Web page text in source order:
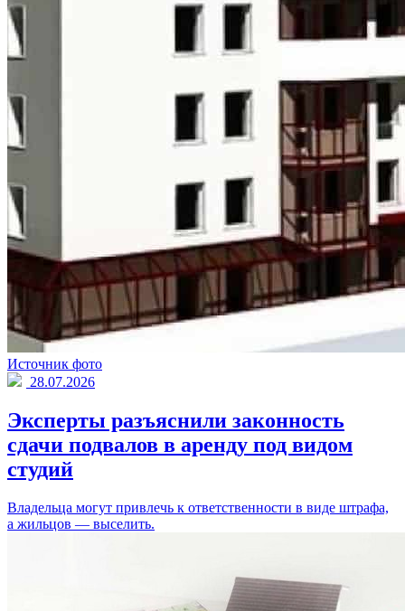
Источник фото
28.07.2026
Эксперты разъяснили законность
сдачи подвалов в аренду под видом
студий
Владельца могут привлечь к ответственности в виде штрафа,
а жильцов — выселить.